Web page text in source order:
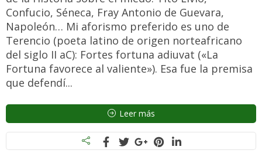
Confucio, Séneca, Fray Antonio de Guevara,
Napoleón… Mi aforismo preferido es uno de
Terencio (poeta latino de origen norteafricano
del siglo II aC): Fortes fortuna adiuvat («La
Fortuna favorece al valiente»). Esa fue la premisa
que defendí...
Leer más